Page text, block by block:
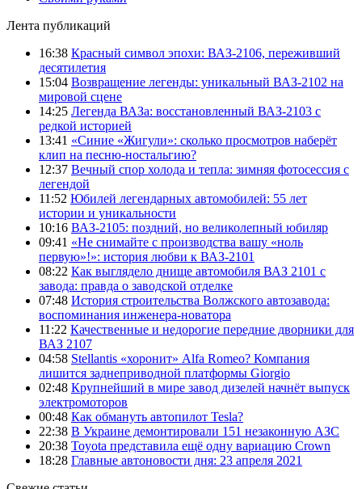
Лента публикаций
16:38 Красный символ эпохи: ВАЗ-2106, переживший
десятилетия
15:04 Возвращение легенды: уникальный ВАЗ-2102 на
мировой сцене
14:25 Легенда ВАЗа: восстановленный ВАЗ-2103 с
редкой историей
13:41 «Синие «Жигули»: сколько просмотров наберёт
клип на песню-ностальгию?
12:37 Вечный спор холода и тепла: зимняя фотосессия с
легендой
11:52 Юбилей легендарных автомобилей: 55 лет
истории и уникальности
10:16 ВАЗ-2105: поздний, но великолепный юбиляр
09:41 «Не снимайте с производства вашу «ноль
первую»!»: история любви к ВАЗ-2101
08:22 Как выглядело днище автомобиля ВАЗ 2101 с
завода: правда о заводской отделке
07:48 История строительства Волжского автозавода:
воспоминания инженера-новатора
11:22 Качественные и недорогие передние дворники для
ВАЗ 2107
04:58 Stellantis «хоронит» Alfa Romeo? Компания
лишится заднеприводной платформы Giorgio
02:48 Крупнейший в мире завод дизелей начнёт выпуск
электромоторов
00:48 Как обмануть автопилот Tesla?
22:38 В Украине демонтировали 151 незаконную АЗС
20:38 Toyota представила ещё одну вариацию Crown
18:28 Главные автоновости дня: 23 апреля 2021